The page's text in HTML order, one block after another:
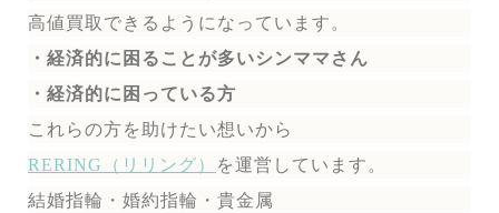
高値買取できるようになっています。
・経済的に困ることが多いシンママさん
・経済的に困っている方
これらの方を助けたい想いから
RERING（リリング）
を運営しています。
結婚指輪・婚約指輪・貴金属